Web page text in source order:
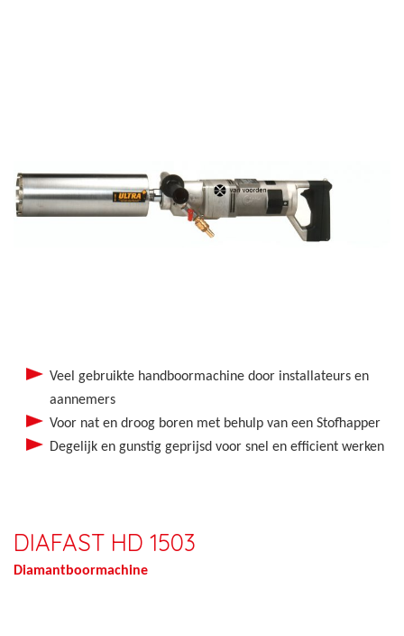
Veel gebruikte handboormachine door installateurs en
aannemers
Voor nat en droog boren met behulp van een Stofhapper
Degelijk en gunstig geprijsd voor snel en efficient werken
DIAFAST HD 1503
Diamantboormachine